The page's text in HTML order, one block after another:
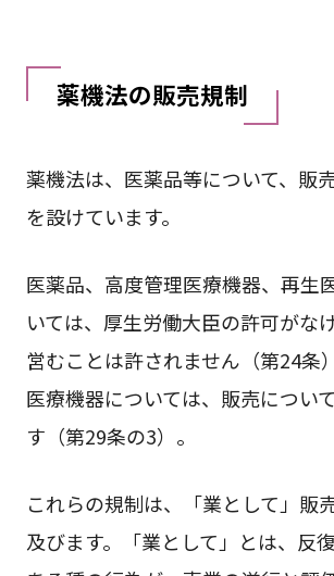
薬機法の販売規制
薬機法は、医薬品等について、販
を設けています。
医薬品、高度管理医療機器、再生
いては、厚生労働大臣の許可がな
営むことは許されません（第24条
医療機器については、販売につい
す（第29条の3）。
これらの規制は、「業として」販
及びます。「業として」とは、反